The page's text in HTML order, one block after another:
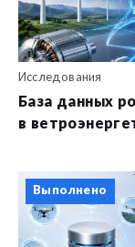
Исследования
База данных
в
Выполнено